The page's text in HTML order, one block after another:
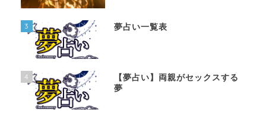
3 夢占い一覧表
4
【夢占い】両親がセックスする
夢